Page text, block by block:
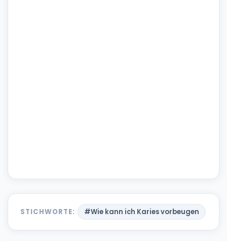
STICHWORTE: #Wie kann ich Karies vorbeugen